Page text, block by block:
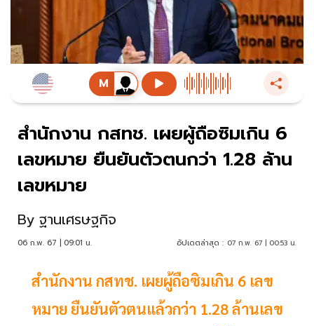
สำนักงาน กสทช. เผยผู้ถือซิมเกิน 6
เลขหมาย ยืนยันตัวตนกว่า 1.28 ล้าน
เลขหมาย
By ฐานเศรษฐกิจ
06 ก.พ. 67 | 09:01 น. อัปเดตล่าสุด : 07 ก.พ. 67 | 00:53 น.
สำนักงาน กสทช. เผยผู้ถือซิมเกิน 6 เลข
หมาย ยืนยันตัวตนแล้วกว่า 1.28 ล้านเลข